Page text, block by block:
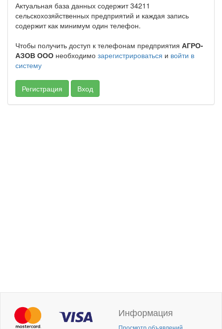
Актуальная база данных содержит 34211
сельскохозяйственных предприятий и каждая запись
содержит как минимум один телефон.
Чтобы получить доступ к телефонам предприятия АГРО-
АЗОВ ООО необходимо зарегистрироваться и войти в
систему
Регистрация Вход
Информация
Просмотр объявлений